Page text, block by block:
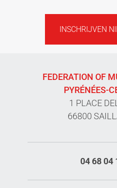
INSCHRIJVEN
FEDERATION OF
PYRÉNÉES-
1 PLACE
66800
04 68 04